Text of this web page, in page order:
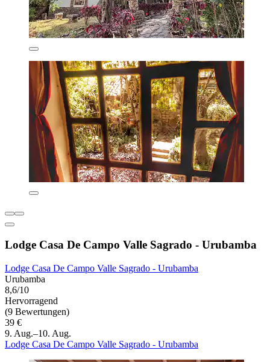
Lodge Casa De Campo Valle Sagrado - Urubamba
Lodge Casa De Campo Valle Sagrado - Urubamba
Urubamba
8,6/10
Hervorragend
(9 Bewertungen)
39 €
9. Aug.–10. Aug.
Lodge Casa De Campo Valle Sagrado - Urubamba